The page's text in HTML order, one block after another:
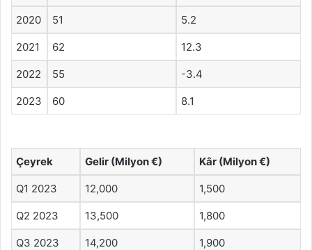
2020 51 5.2
2021 62 12.3
2022 55 -3.4
2023 60 8.1
Çeyrek Gelir (Milyon €) Kâr (Milyon €)
Q1 2023 12,000 1,500
Q2 2023 13,500 1,800
Q3 2023 14,200 1,900